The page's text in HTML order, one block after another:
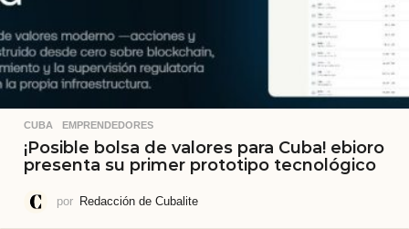
CUBA ,EMPRENDEDORES
¡Posible bolsa de valores para Cuba! ebioro
presenta su primer prototipo tecnológico
por Redacción de Cubalite